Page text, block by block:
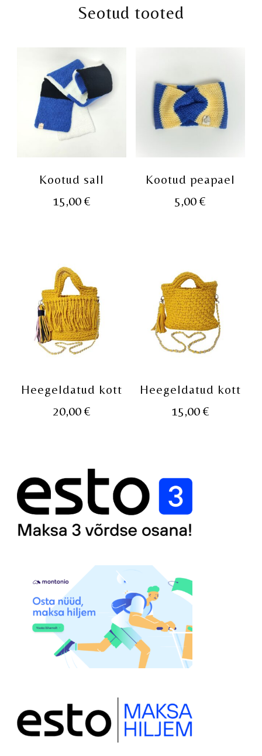
Seotud tooted
Kootud sall
15,00€
Kootud peapael
5,00€
Heegeldatud kott
20,00€
Heegeldatud kott
15,00 €